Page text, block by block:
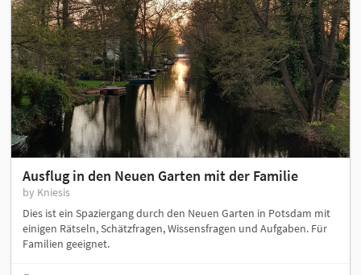
Ausflug in den Neuen Garten mit der Familie
by Kniesis
Dies ist ein Spaziergang durch den Neuen Garten in Potsdam mit
einigen Rätseln, Schätzfragen, Wissensfragen und Aufgaben. Für
Familien geeignet.